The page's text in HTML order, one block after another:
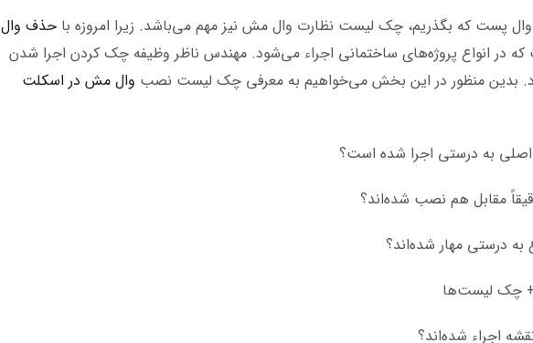
پست که بگذریم، چک لیست نظارت وال مش نیز مهم می‌باشد. زیرا امروزه با حذف وال
در انواع پروژه‌های ساختمانی اجراء می‌شود. مهندس ناظر وظیفه چک کردن اجرا شدن
بدین منظور در این بخش می‌خواهیم به معرفی چک لیست نصب وال مش در اسکلت